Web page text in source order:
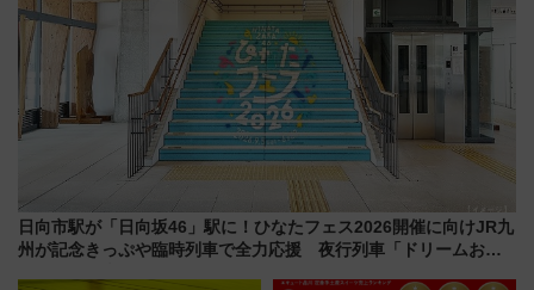
日向市駅が「日向坂46」駅に！ひなたフェス2026開催に向けJR九
州が記念きっぷや臨時列車で全力応援 夜行列車「ドリームおひ